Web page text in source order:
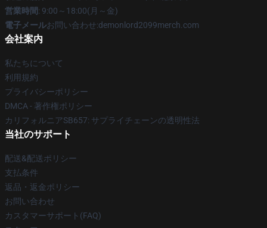
営業時間: 9:00～18:00(月～金)
電子メールお問い合わせ:demonlord2099merch.com
会社案内
私たちについて
利用規約
プライバシーポリシー
DMCA - 著作権ポリシー
カリフォルニアSB657: サプライチェーンの透明性法
当社のサポート
配送&配送ポリシー
支払条件
返品・返金ポリシー
お問い合わせ
カスタマーサポート(FAQ)